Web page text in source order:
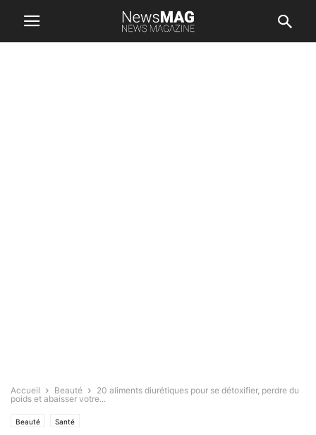
Accueil Beauté
20 aliments diurétiques pour se détoxifier, perdre du
poids et abaisser votre...
Beauté Santé